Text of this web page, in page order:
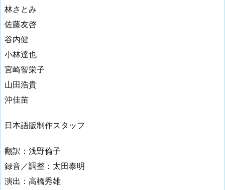
林さとみ
佐藤友啓
谷内健
小林達也
宮崎智栄子
山田浩貴
沖佳苗
日本語版制作スタッフ
翻訳：浅野倫子
録音／調整：太田泰明
演出：高橋秀雄